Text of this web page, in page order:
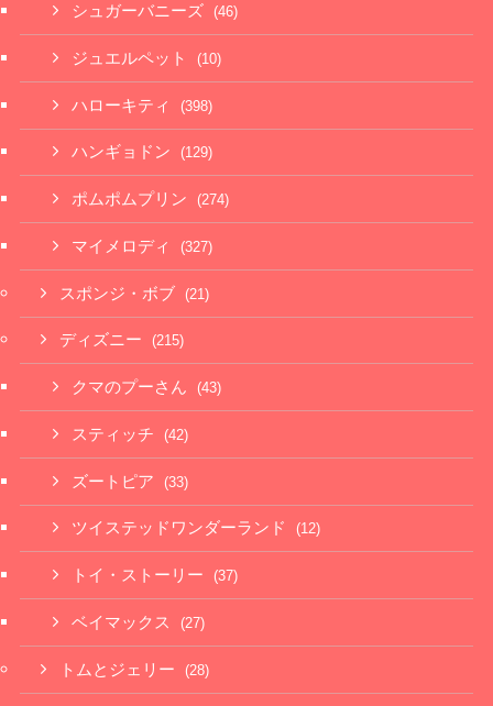
シュガーバニーズ (46)
ジュエルペット (10)
ハローキティ (398)
ハンギョドン (129)
ポムポムプリン (274)
マイメロディ (327)
スポンジ・ボブ (21)
ディズニー (215)
クマのプーさん (43)
スティッチ (42)
ズートピア (33)
ツイステッドワンダーランド (12)
トイ・ストーリー (37)
ベイマックス (27)
トムとジェリー (28)